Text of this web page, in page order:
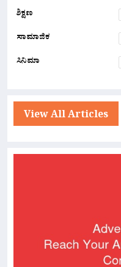
ಶಿಕ್ಷಣ
ಸಾಮಾಜಿಕ
ಸಿನಿಮಾ
View All Articles